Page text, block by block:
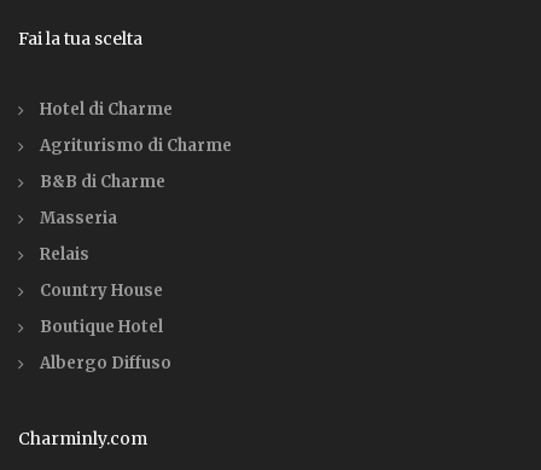
Fai la tua scelta
Hotel di Charme
Agriturismo di Charme
B&B di Charme
Masseria
Relais
Country House
Boutique Hotel
Albergo Diffuso
Charminly.com